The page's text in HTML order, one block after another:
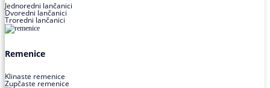
Jednoredni lančanici
Dvoredni lančanici
Troredni lančanici
Remenice
Klinaste remenice
Zupčaste remenice